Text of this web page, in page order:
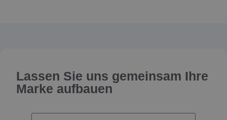
Lassen Sie uns gemeinsam Ihre
Marke aufbauen